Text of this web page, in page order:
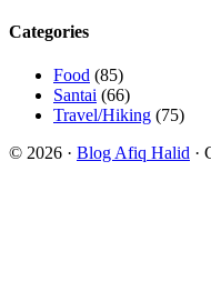
Categories
Food (85)
Santai (66)
Travel/Hiking (75)
© 2026 · Blog Afiq Halid ·